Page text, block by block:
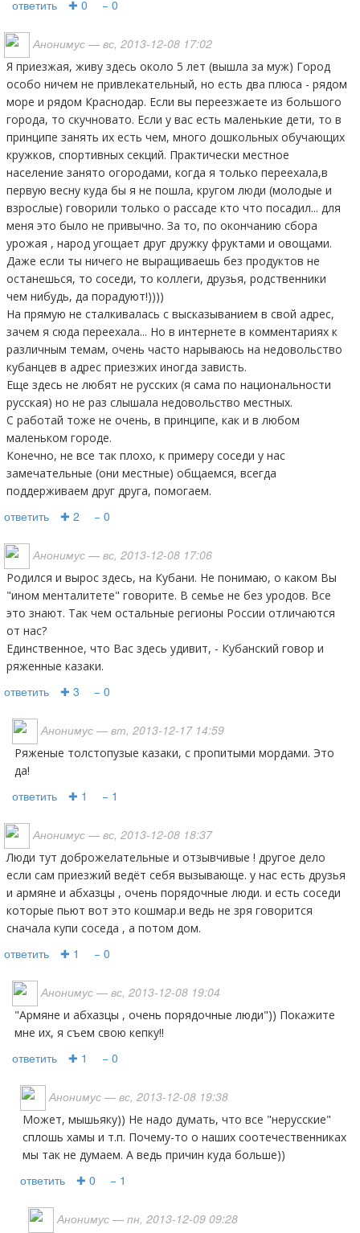
ответить ✚ 0 − 0
Анонимус — вс, 2013-12-08 17:02
Я приезжая, живу здесь около 5 лет (вышла за муж) Город
особо ничем не привлекательный, но есть два плюса - рядом
море и рядом Краснодар. Если вы переезжаете из большого
города, то скучновато. Если у вас есть маленькие дети, то в
принципе занять их есть чем, много дошкольных обучающих
кружков, спортивных секций. Практически местное
население занято огородами, когда я только переехала,в
первую весну куда бы я не пошла, кругом люди (молодые и
взрослые) говорили только о рассаде кто что посадил... для
меня это было не привычно. За то, по окончанию сбора
урожая , народ угощает друг дружку фруктами и овощами.
Даже если ты ничего не выращиваешь без продуктов не
останешься, то соседи, то коллеги, друзья, родственники
чем нибудь, да порадуют!))))
На прямую не сталкивалась с высказыванием в свой адрес,
зачем я сюда переехала... Но в интернете в комментариях к
различным темам, очень часто нарываюсь на недовольство
кубанцев в адрес приезжих иногда зависть.
Еще здесь не любят не русских (я сама по национальности
русская) но не раз слышала недовольство местных.
С работай тоже не очень, в принципе, как и в любом
маленьком городе.
Конечно, не все так плохо, к примеру соседи у нас
замечательные (они местные) общаемся, всегда
поддерживаем друг друга, помогаем.
ответить ✚ 2 − 0
Анонимус — вс, 2013-12-08 17:06
Родился и вырос здесь, на Кубани. Не понимаю, о каком Вы
"ином менталитете" говорите. В семье не без уродов. Все
это знают. Так чем остальные регионы России отличаются
от нас?
Единственное, что Вас здесь удивит, - Кубанский говор и
ряженные казаки.
ответить ✚ 3 − 0
Анонимус — вт, 2013-12-17 14:59
ряженые толстопузые казаки, с пропитыми мордами. Это
да!
ответить ✚ 1 − 1
Анонимус — вс, 2013-12-08 18:37
люди тут доброжелательные и отзывчивые ! другое дело
если сам приезжий ведёт себя вызывающе. у нас есть друзья
и армяне и абхазцы , очень порядочные люди. и есть соседи
которые пьют вот это кошмар.и ведь не зря говорится
сначала купи соседа , а потом дом.
ответить ✚ 1 − 0
Анонимус — вс, 2013-12-08 19:04
"армяне и абхазцы , очень порядочные люди")) Покажите
мне их, я съем свою кепку!!
ответить ✚ 1 − 0
Анонимус — вс, 2013-12-08 19:38
Может, мышьяку)) Не надо думать, что все "нерусские"
сплошь хамы и т.п. Почему-то о наших соотечественниках
мы так не думаем. А ведь причин куда больше))
ответить ✚ 0 − 1
Анонимус — пн, 2013-12-09 09:28